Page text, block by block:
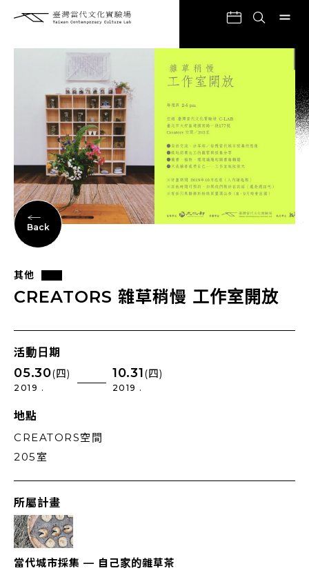
Back
其他
CREATORS 雜草稍慢 工作室開放
活動日期
05.30(四)
2019 .
10.31(四)
2019 .
地點
CREATORS空間
205室
所屬計畫
當代城市採集 — 自己家的雜草茶